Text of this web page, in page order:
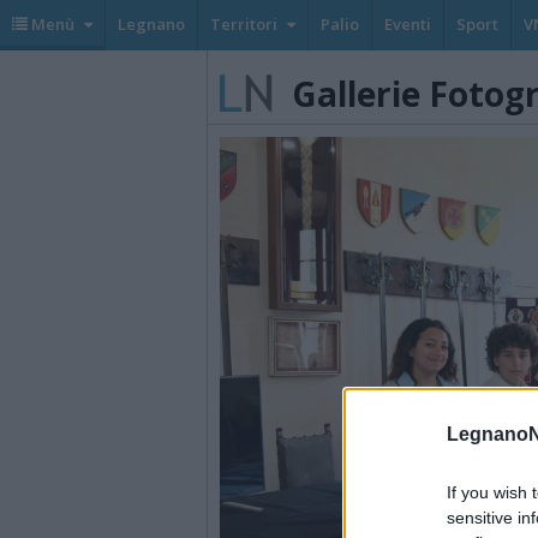
If you wish
sensitive
Menù Legnano Territori Palio Eventi Sport
Gallerie